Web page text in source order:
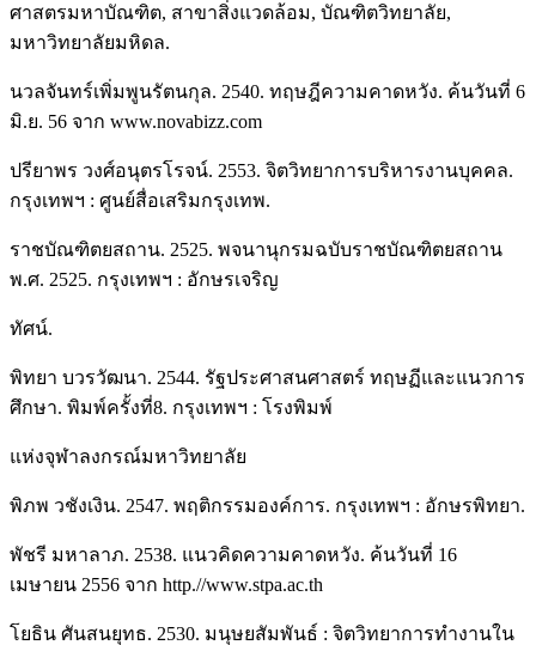
ศาสตรมหาบัณฑิต, สาขาสิ่งแวดล้อม, บัณฑิตวิทยาลัย,
มหาวิทยาลัยมหิดล.
นวลจันทร์เพิ่มพูนรัตนกุล. 2540. ทฤษฎีความคาดหวัง. ค้นวันที่ 6
มิ.ย. 56 จาก www.novabizz.com
ปรียาพร วงศ์อนุตรโรจน์. 2553. จิตวิทยาการบริหารงานบุคคล.
กรุงเทพฯ : ศูนย์สื่อเสริมกรุงเทพ.
ราชบัณฑิตยสถาน. 2525. พจนานุกรมฉบับราชบัณฑิตยสถาน
พ.ศ. 2525. กรุงเทพฯ : อักษรเจริญ
ทัศน์.
พิทยา บวรวัฒนา. 2544. รัฐประศาสนศาสตร์ ทฤษฏีและแนวการ
ศึกษา. พิมพ์ครั้งที่8. กรุงเทพฯ : โรงพิมพ์
แห่งจุฬาลงกรณ์มหาวิทยาลัย
พิภพ วชังเงิน. 2547. พฤติกรรมองค์การ. กรุงเทพฯ : อักษรพิทยา.
พัชรี มหาลาภ. 2538. แนวคิดความคาดหวัง. ค้นวันที่ 16
เมษายน 2556 จาก http.//www.stpa.ac.th
โยธิน ศันสนยุทธ. 2530. มนุษยสัมพันธ์ : จิตวิทยาการทำงานใน